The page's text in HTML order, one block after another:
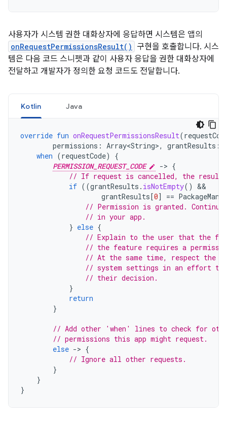
사용자가 시스템 권한 대화상자에 응답하면 시스템은 앱의
onRequestPermissionsResult()
구현을 호출합니다. 시스
템은 다음 코드 스니펫과 같이 사용자 응답을 권한 대화상자에
전달하고 개발자가 정의한 요청 코드도 전달합니다.
Kotlin Java
override fun onRequestPermissionsResult(
permissions : Array<String>, grantResults :
when (requestCode)
{
PERMISSION_REQUEST_CODE
-> {
// If request is cancelled, the result
if ((grantResults . isNotEmpty()
grantResults [0] ==
// Permission is granted.
// in your app.
} else {
// Explain to the user that the
// the feature requires a
// At the same time, respect the
// system settings in an effort to
// their decision.
}
return
}
// Add other 'when' lines to check for
// permissions this app might request.
else -> {
// Ignore all other requests.
}
}
}